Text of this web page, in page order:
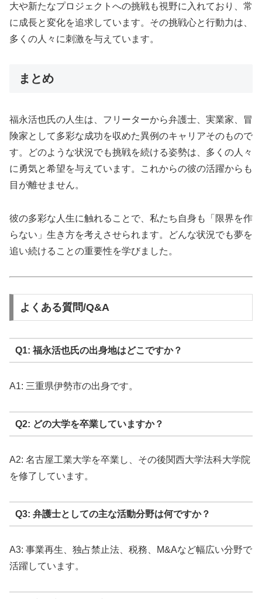
大や新たなプロジェクトへの挑戦も視野に入れており、常
に成長と変化を追求しています。その挑戦心と行動力は、
多くの人々に刺激を与えています。
まとめ
福永活也氏の人生は、フリーターから弁護士、実業家、冒
険家として多彩な成功を収めた異例のキャリアそのもので
す。どのような状況でも挑戦を続ける姿勢は、多くの人々
に勇気と希望を与えています。これからの彼の活躍からも
目が離せません。
彼の多彩な人生に触れることで、私たち自身も「限界を作
らない」生き方を考えさせられます。どんな状況でも夢を
追い続けることの重要性を学びました。
よくある質問/Q&A
Q1: 福永活也氏の出身地はどこですか？
A1: 三重県伊勢市の出身です。
Q2: どの大学を卒業していますか？
A2: 名古屋工業大学を卒業し、その後関西大学法科大学院
を修了しています。
Q3: 弁護士としての主な活動分野は何ですか？
A3: 事業再生、独占禁止法、税務、M&Aなど幅広い分野で
活躍しています。